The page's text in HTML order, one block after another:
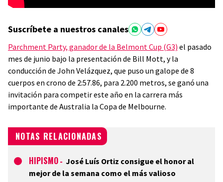
Suscríbete a nuestros canales
Parchment Party, ganador de la Belmont Cup (G3) el pasado
mes de junio bajo la presentación de Bill Mott, y la
conducción de John Velázquez, que puso un galope de 8
cuerpos en crono de 2:57.86, para 2.200 metros, se ganó una
invitación para competir este año en la carrera más
importante de Australia la Copa de Melbourne.
NOTAS RELACIONADAS
HIPISMO - José Luís Ortiz consigue el honor al
mejor de la semana como el más valioso